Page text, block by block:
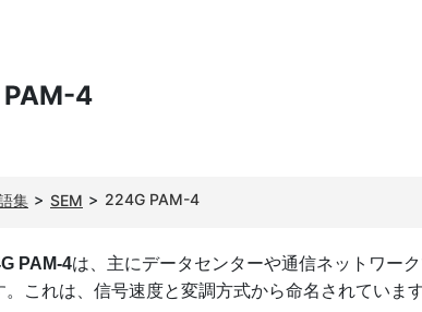
4
集 SEM 224G PAM-4
PAM-4は、主にデータセンターや通信ネットワー
。これは、信号速度と変調方式から命名されています